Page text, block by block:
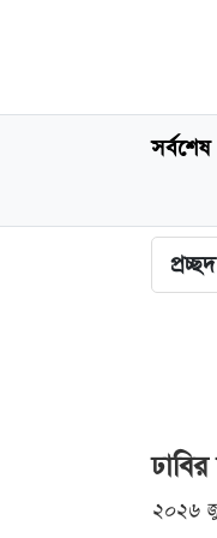
সর্বশেষ
প্রচ্ছদ
২০২৬